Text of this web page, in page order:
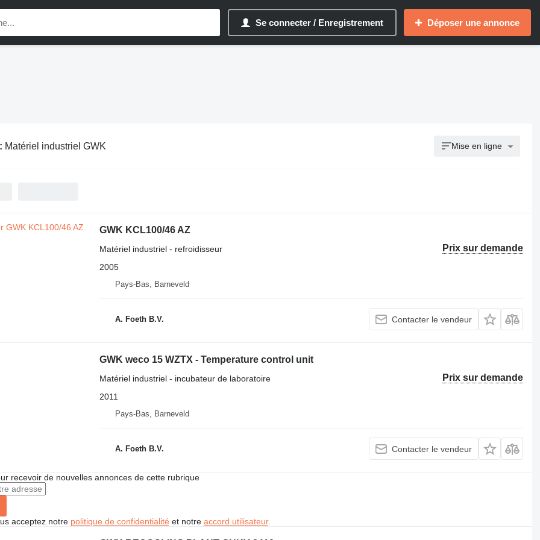
Se connecter / Enregistrement Déposer une annonce
Matériel industriel GWK Mise en ligne
GWK KCL100/46 AZ
Prix sur demande
Matériel industriel - refroidisseur
2005
Pays-Bas, Barneveld
A. Foeth B.V. Contacter le vendeur
GWK weco 15 WZTX - Temperature control unit
Prix sur demande
Matériel industriel - incubateur de laboratoire
2011
Pays-Bas, Barneveld
A. Foeth B.V. Contacter le vendeur
recevoir de nouvelles annonces de cette rubrique
acceptez notre politique de confidentialité et notre accord utilisateur.